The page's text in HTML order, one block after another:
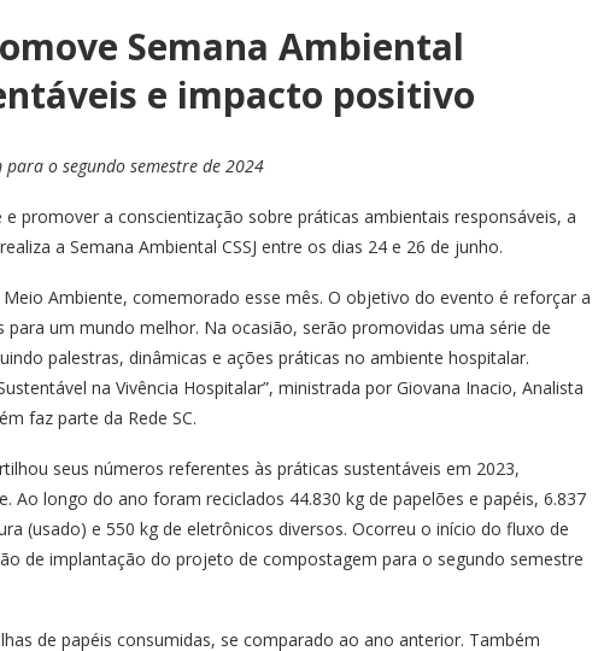
Semana Ambiental
e impacto positivo
o segundo semestre de 2024
promover a conscientização sobre práticas ambientais responsáveis, a
a Semana Ambiental CSSJ entre os dias 24 e 26 de junho.
Ambiente, comemorado esse mês. O objetivo do evento é reforçar a
um mundo melhor. Na ocasião, serão promovidas uma série de
palestras, dinâmicas e ações práticas no ambiente hospitalar.
na Vivência Hospitalar”, ministrada por Giovana Inacio, Analista
faz parte da Rede SC.
seus números referentes às práticas sustentáveis em 2023,
longo do ano foram reciclados 44.830 kg de papelões e papéis, 6.837
(usado) e 550 kg de eletrônicos diversos. Ocorreu o início do fluxo de
de implantação do projeto de compostagem para o segundo semestre
de papéis consumidas, se comparado ao ano anterior. Também